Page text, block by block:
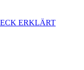
ERKLÄRT